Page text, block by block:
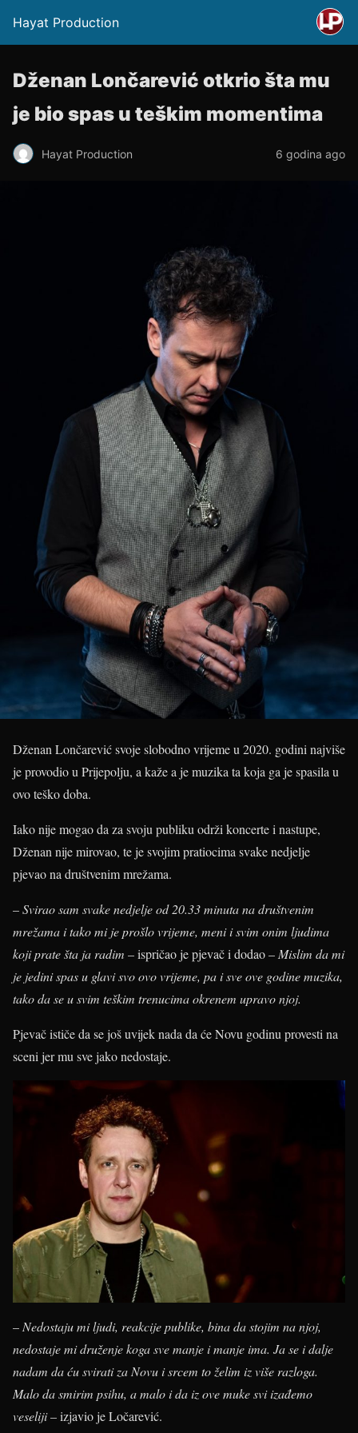
Hayat Production
Dženan Lončarević otkrio šta mu
je bio spas u teškim momentima
Hayat Production 6 godina ago
Dženan Lončarević svoje slobodno vrijeme u 2020. godini najviše
je provodio u Prijepolju, a kaže a je muzika ta koja ga je spasila u
ovo teško doba.
Iako nije mogao da za svoju publiku održi koncerte i nastupe,
Dženan nije mirovao, te je svojim pratiocima svake nedjelje
pjevao na društvenim mrežama.
–Svirao sam svake nedjelje od 20.33 minuta na društvenim
mrežama i tako mi je prošlo vrijeme, meni i svim onim ljudima
koji prate šta ja radim – ispričao je pjevač i dodao – Mislim da mi
je jedini spas u glavi svo ovo vrijeme, pa i sve ove godine muzika,
tako da se u svim teškim trenucima okrenem upravo njoj.
Pjevač ističe da se još uvijek nada da će Novu godinu provesti na
sceni jer mu sve jako nedostaje.
– Nedostaju mi ljudi, reakcije publike, bina da stojim na njoj,
nedostaje mi druženje koga sve manje i manje ima. Ja se i dalje
nadam da ću svirati za Novu i srcem to želim iz više razloga.
Malo da smirim psihu, a malo i da iz ove muke svi izađemo
veseliji– izjavio je Ločarević.